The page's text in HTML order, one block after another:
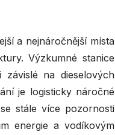
a nejnáročnější místa
Výzkumné stanice
na dieselových
je logisticky náročné
stále více pozornosti
energie a vodíkovým